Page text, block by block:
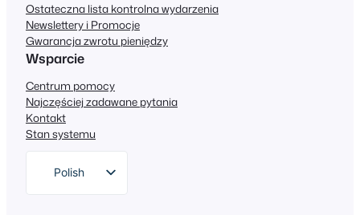
Ostateczna lista kontrolna wydarzenia
Newslettery i Promocje
Gwarancja zwrotu pieniędzy
Wsparcie
Centrum pomocy
Najczęściej zadawane pytania
Kontakt
Stan systemu
Polish
English